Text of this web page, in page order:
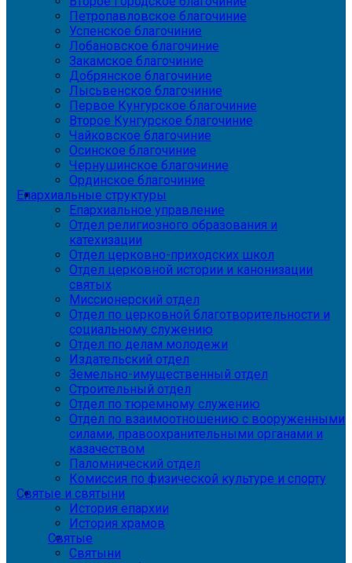
Петропавловское благочиние
Успенское благочиние
Лобановское благочиние
Закамское благочиние
Добрянское благочиние
Лысьвенское благочиние
Первое Кунгурское благочиние
Второе Кунгурское благочиние
Чайковское благочиние
Осинское благочиние
Чернушинское благочиние
Ординское благочиние
Епархиальные структуры
Епархиальное управление
Отдел религиозного образования и
катехизации
Отдел церковно-приходских школ
Отдел церковной истории и канонизации
святых
Миссионерский отдел
Отдел по церковной благотворительности и
социальному служению
Отдел по делам молодежи
Издательский отдел
Земельно-имущественный отдел
Строительный отдел
Отдел по тюремному служению
Отдел по взаимоотношению с вооруженными
силами, правоохранительными органами и
казачеством
Паломнический отдел
Комиссия по физической культуре и спорту
Святые и святыни
История епархии
История храмов
Святые
Святыни